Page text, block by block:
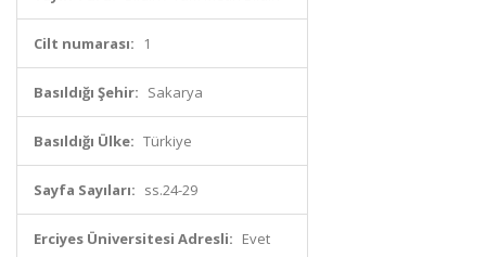
Cilt numarası: 1
Basıldığı Şehir: Sakarya
Basıldığı Ülke: Türkiye
Sayfa Sayıları: ss.24-29
Erciyes Üniversitesi Adresli: Evet